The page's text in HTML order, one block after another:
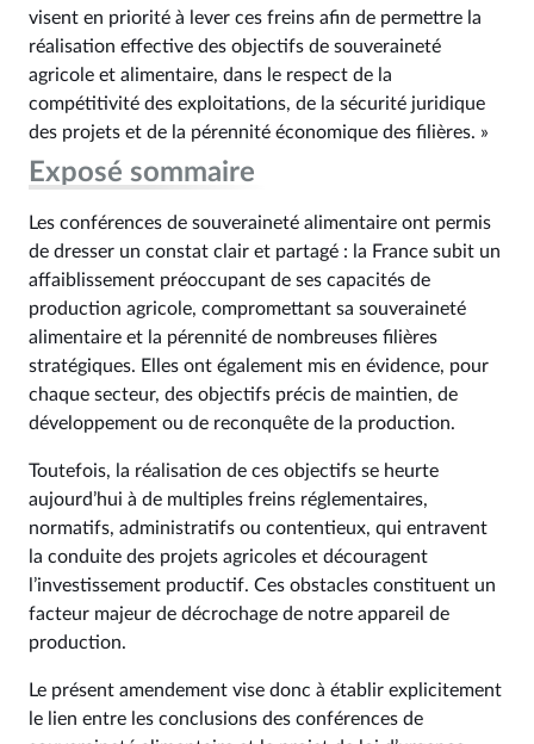
visent en priorité à lever ces freins afin de permettre la
réalisation effective des objectifs de souveraineté
agricole et alimentaire, dans le respect de la
compétitivité des exploitations, de la sécurité juridique
des projets et de la pérennité économique des filières. »
Exposé sommaire
Les conférences de souveraineté alimentaire ont permis
de dresser un constat clair et partagé : la France subit un
affaiblissement préoccupant de ses capacités de
production agricole, compromettant sa souveraineté
alimentaire et la pérennité de nombreuses filières
stratégiques. Elles ont également mis en évidence, pour
chaque secteur, des objectifs précis de maintien, de
développement ou de reconquête de la production.
Toutefois, la réalisation de ces objectifs se heurte
aujourd’hui à de multiples freins réglementaires,
normatifs, administratifs ou contentieux, qui entravent
la conduite des projets agricoles et découragent
l’investissement productif. Ces obstacles constituent un
facteur majeur de décrochage de notre appareil de
production.
Le présent amendement vise donc à établir explicitement
le lien entre les conclusions des conférences de